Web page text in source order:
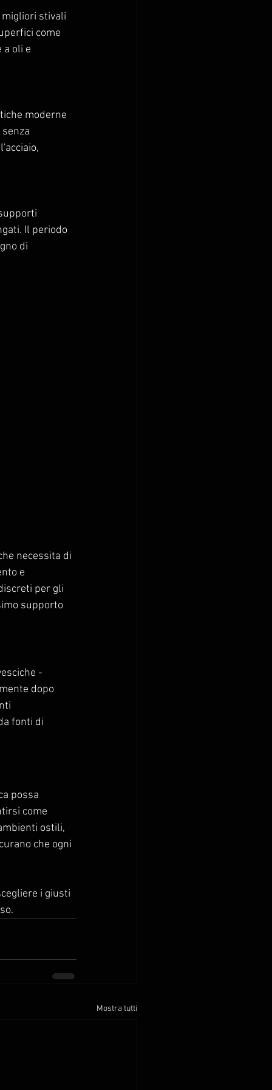
migliori stivali
come
a oli e
moderne
Il periodo
di
necessita di
e
per gli
supporto
-
dopo
fonti di
possa
come
ostili,
che ogni
i giusti
Mostra tutti